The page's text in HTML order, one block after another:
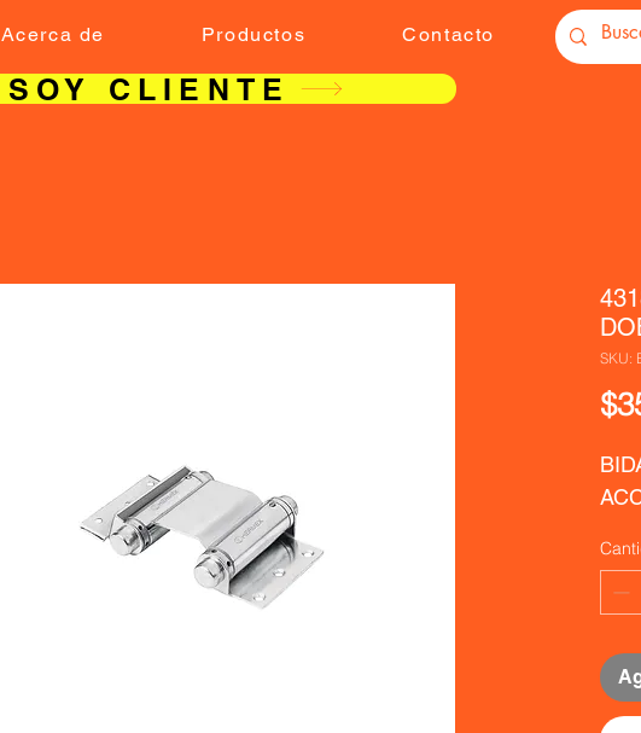
Acerca de Productos Contacto
SOY CLIENTE
SKU: